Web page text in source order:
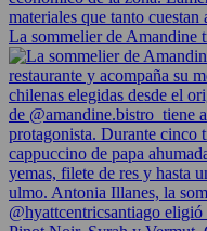
La sommelier de Amandine